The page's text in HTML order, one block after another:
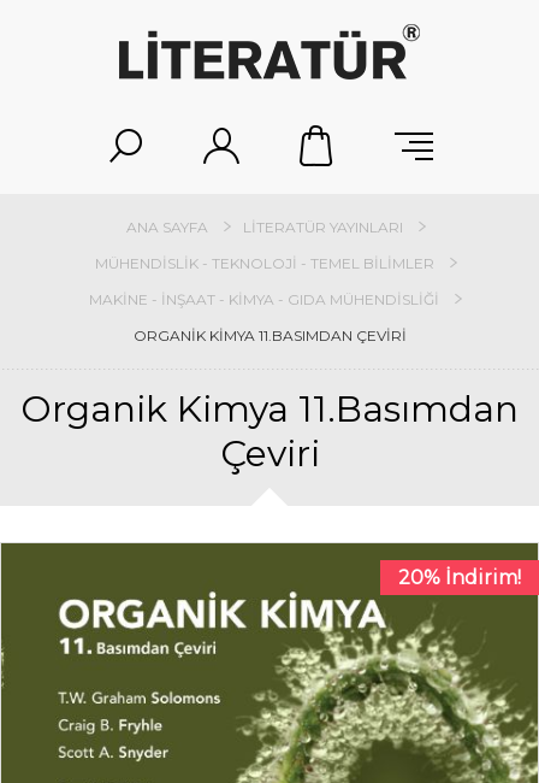
ANA SAYFA
LITERATÜR YAYINLARI
MÜHENDISLIK - TEKNOLOJI - TEMEL BILIMLER
MAKINE - İNŞAAT - KIMYA - GIDA MÜHENDISLIĞI
ORGANIK KIMYA 11.BASIMDAN ÇEVIRI
Organik Kimya 11.Basımdan
Çeviri
20% İndirim!